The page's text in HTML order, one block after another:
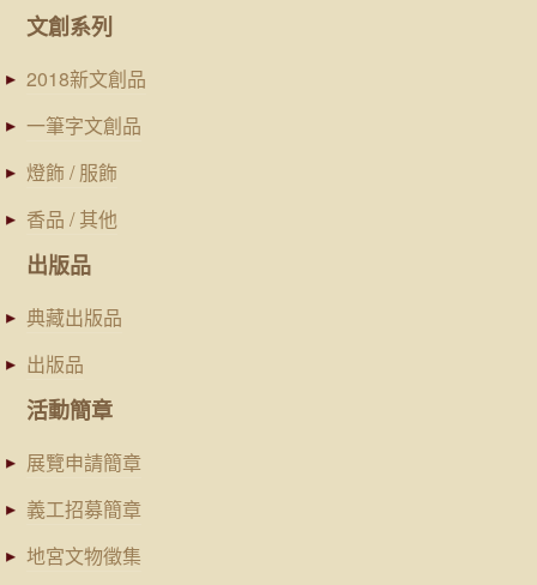
文創系列
2018新文創品
一筆字文創品
燈飾 / 服飾
香品 / 其他
出版品
典藏出版品
出版品
活動簡章
展覽申請簡章
義工招募簡章
地宮文物徵集